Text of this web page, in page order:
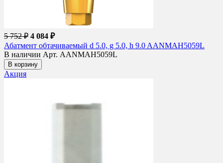
5 752 ₽ 4 084 ₽
Абатмент обтачиваемый d 5.0, g 5.0, h 9.0 AANMAH5059L
В наличии Арт. AANMAH5059L
В корзину
Акция